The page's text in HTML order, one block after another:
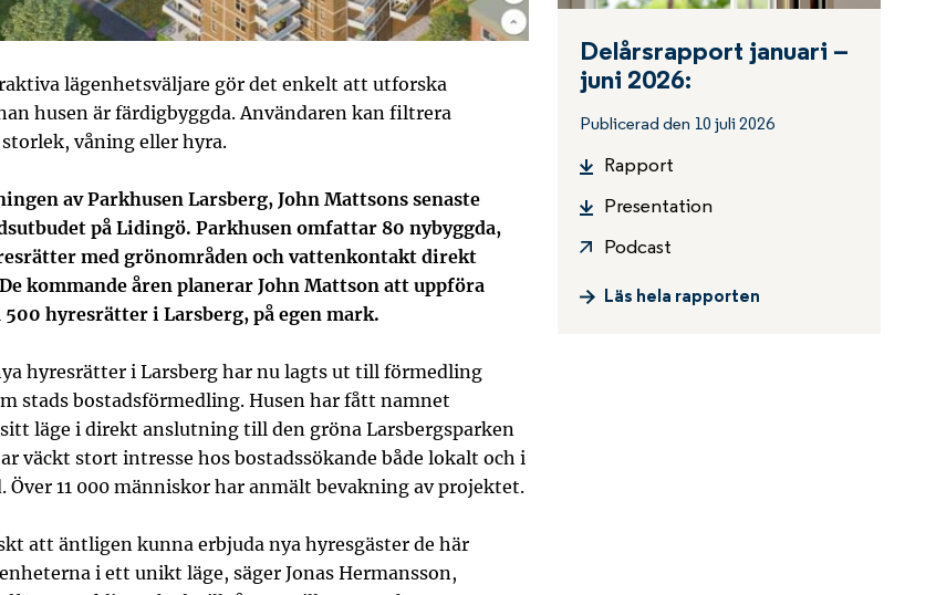
lägenhetsväljare gör det enkelt att utforska
husen är färdigbyggda. Användaren kan filtrera
våning eller hyra.
av Parkhusen Larsberg, John Mattsons senaste
på Lidingö. Parkhusen omfattar 80 nybyggda,
med grönområden och vattenkontakt direkt
kommande åren planerar John Mattson att uppföra
hyresrätter i Larsberg, på egen mark.
hyresrätter i Larsberg har nu lagts ut till förmedling
stads bostadsförmedling. Husen har fått namnet
läge i direkt anslutning till den gröna Larsbergsparken
väckt stort intresse hos bostadssökande både lokalt och i
Över 11 000 människor har anmält bevakning av projektet.
att äntligen kunna erbjuda nya hyresgäster de här
i ett unikt läge, säger Jonas Hermansson,
Delårsrapport januari –
juni 2026:
Publicerad den 10 juli 2026
Rapport
Presentation
Podcast
Läs hela rapporten